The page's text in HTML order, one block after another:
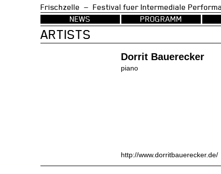
Frischzelle — Festival fuer
NEWS
PROGRAMM
ARTISTS
Dorrit Bauerecker
piano
http://www.dorritbauerecker.de/